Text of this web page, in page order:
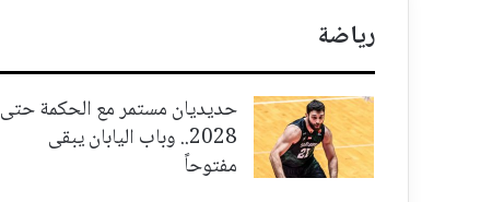
رياضة
حديديان مستمر مع الحكمة حتى
2028.. وباب اليابان يبقى
مفتوحاً